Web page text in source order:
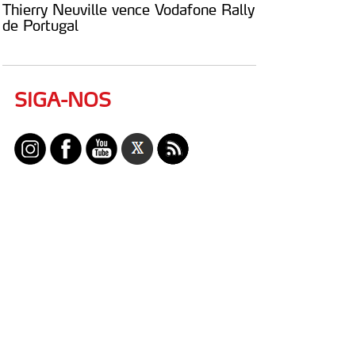
Thierry Neuville vence Vodafone Rally
de Portugal
SIGA-NOS